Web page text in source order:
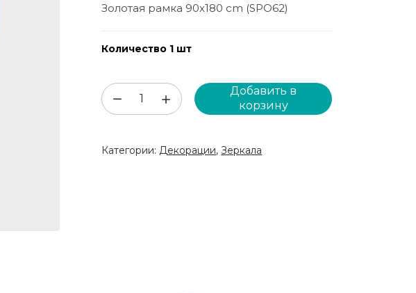
Золотая рамка 90х180 cm (SPO62)
Количество 1 шт
Количество
товара
рамка
Добавить в
корзину
Категории: Декорации,Зеркала